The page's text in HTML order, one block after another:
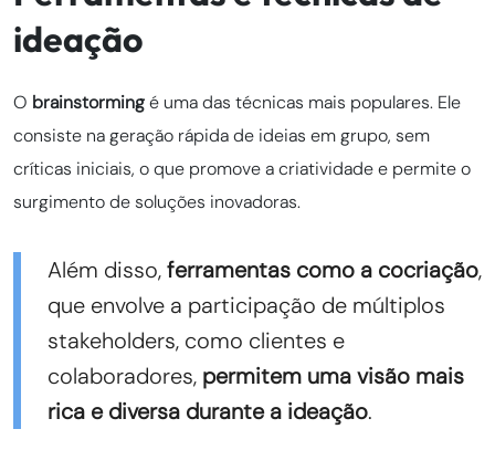
ideação
O brainstormingé uma das técnicas mais populares. Ele
consiste na geração rápida de ideias em grupo, sem
críticas iniciais, o que promove a criatividade e permite o
surgimento de soluções inovadoras.
Além disso,ferramentas como a cocriação,
que envolve a participação de múltiplos
stakeholders, como clientes e
colaboradores, permitem uma visão mais
rica e diversa durante a ideação.